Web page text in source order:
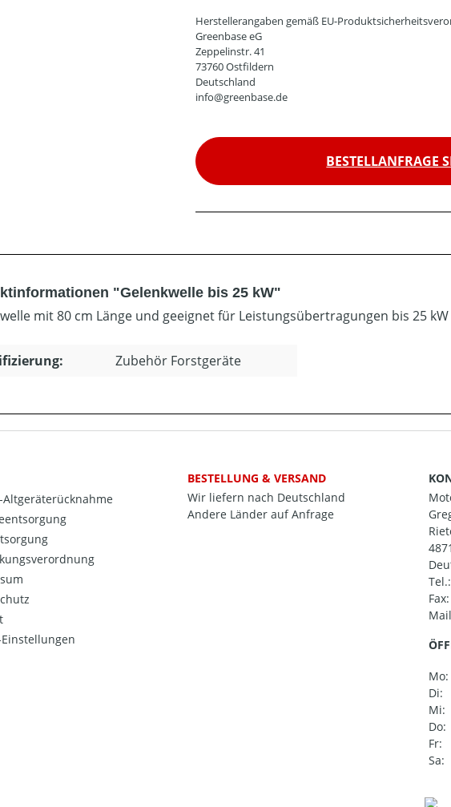
Herstellerangaben gemäß EU-
Greenbase eG
Zeppelinstr. 41
73760 Ostfildern
Deutschland
info@greenbase.de
BESTELLANFRAGE
"Gelenkwelle bis 25 kW"
mit 80 cm Länge und geeignet für Leistungsübertragungen bis 25 kW
Zubehör Forstgeräte
Altgeräterücknahme
Einstellungen
BESTELLUNG & VERSAND
Wir liefern nach Deutschland
Andere Länder auf Anfrage
Tel.:
Mo:
Di:
Mi:
Do:
Fr:
Sa: